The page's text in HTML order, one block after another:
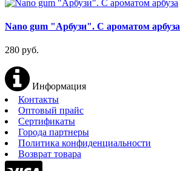
Nano gum "Арбузи". С ароматом арбуза
280 руб.
Информация
Контакты
Оптовый прайс
Сертификаты
Города партнеры
Политика конфиденциальности
Возврат товара